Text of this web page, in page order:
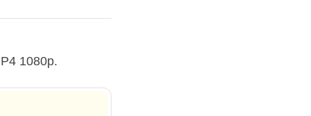
1080p.